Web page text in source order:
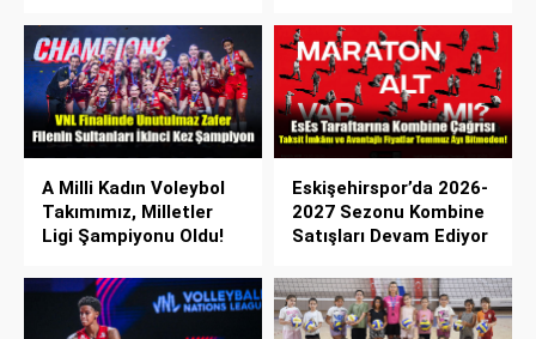
A Milli Kadın Voleybol
Takımımız, Milletler
Ligi Şampiyonu Oldu!
Eskişehirspor’da 2026-
2027 Sezonu Kombine
Satışları Devam Ediyor